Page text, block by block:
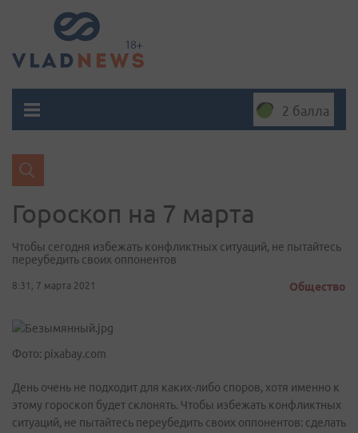
2 балла
Гороскоп на 7 марта
Чтобы сегодня избежать конфликтных ситуаций, не пытайтесь
переубедить своих оппонентов
8:31, 7 марта 2021 Общество
Фото: pixabay.com
День очень не подходит для каких-либо споров, хотя именно к
этому гороскоп будет склонять. Чтобы избежать конфликтных
ситуаций, не пытайтесь переубедить своих оппонентов: сделать